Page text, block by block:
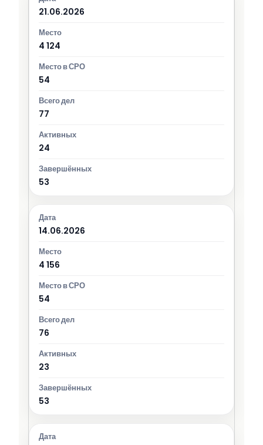
21.06.2026
4 124
54
77
24
53
14.06.2026
4 156
54
76
23
53